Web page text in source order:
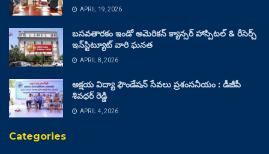
APRIL 19, 2026
బసవతారకం ఇండో అమెరికన్ క్యాన్సర్ హాస్పిటల్ & రీసెర్చ్
ఇన్‌స్టిట్యూట్ వారి ఘనత
APRIL 8, 2026
అక్షయ విద్యా ఫౌండేషన్ సేవలు ప్రశంసనీయం : డీజీపీ
శివధర్ రెడ్డి
APRIL 4, 2026
Categories